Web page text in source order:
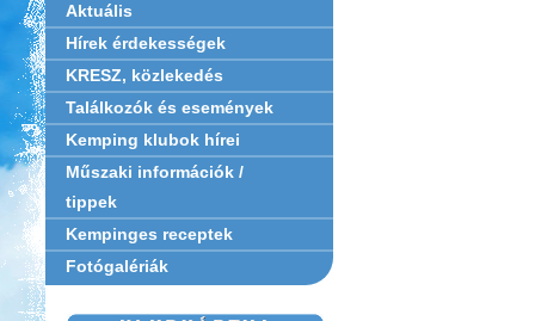
Aktuális
Hírek érdekességek
KRESZ, közlekedés
Találkozók és események
Kemping klubok hírei
Műszaki információk /
tippek
Kempinges receptek
Fotógalériák